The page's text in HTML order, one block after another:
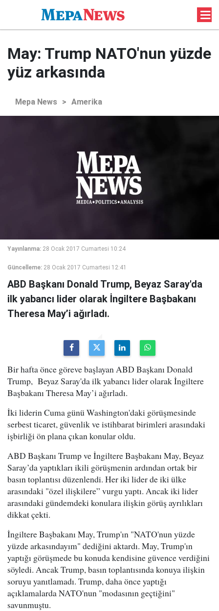
May: Trump NATO'nun yüzde
yüz arkasında
Mepa News > Amerika
Yayınlanma: 28 Ocak 2017 Cumartesi 10:24
Güncelleme: 28 Ocak 2017 Cumartesi 12:41
ABD Başkanı Donald Trump, Beyaz Saray'da
ilk yabancı lider olarak İngiltere Başbakanı
Theresa May’i ağırladı.
Bir hafta önce göreve başlayan ABD Başkanı Donald
Trump, Beyaz Saray'da ilk yabancı lider olarak İngiltere
Başbakanı Theresa May’i ağırladı.
İki liderin Cuma günü Washington'daki görüşmesinde
serbest ticaret, güvenlik ve istihbarat birimleri arasındaki
işbirliği ön plana çıkan konular oldu.
ABD Başkanı Trump ve İngiltere Başbakanı May, Beyaz
Saray’da yaptıkları ikili görüşmenin ardından ortak bir
basın toplantısı düzenlendi. Her iki lider de iki ülke
arasındaki "özel ilişkilere” vurgu yaptı. Ancak iki lider
arasındaki gündemdeki konulara ilişkin görüş ayrılıkları
dikkat çekti.
İngiltere Başbakanı May, Trump'ın "NATO'nun yüzde
yüzde arkasındayım" dediğini aktardı. May, Trump'ın
yaptığı görüşmede bu konuda kendisine güvence verdiğini
söyledi. Ancak Trump, basın toplantısında konuya ilişkin
soruyu yanıtlamadı. Trump, daha önce yaptığı
açıklamalarda NATO'nun "modasının geçtiğini"
savunmuştu.